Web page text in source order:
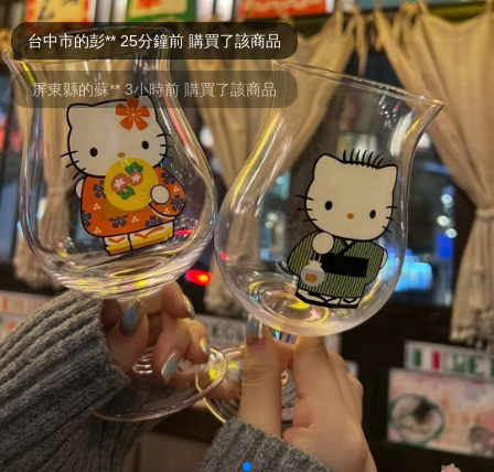
台中市的彭** 25分鐘前 購買了該商品
屏東縣的蘇** 3小時前 購買了該商品